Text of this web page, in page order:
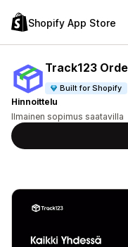
Shopify App Store
Track123
Built for Shopify
Hinnoittelu
Ilmainen sopimus saatavilla